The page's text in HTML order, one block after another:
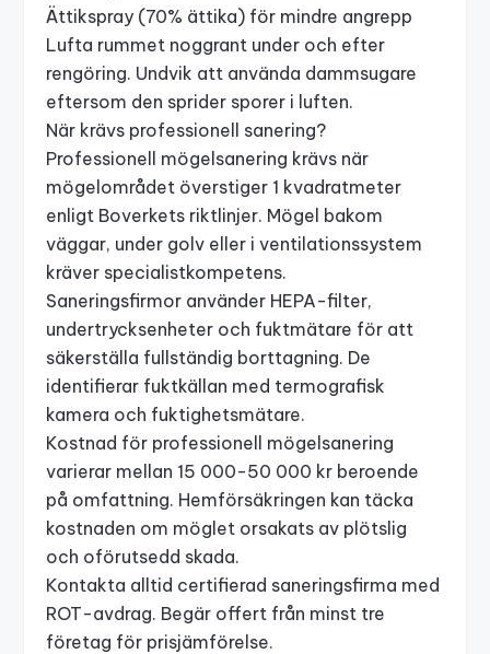
Ättikspray (70% ättika) för mindre angrepp
Lufta rummet noggrant under och efter
rengöring. Undvik att använda dammsugare
eftersom den sprider sporer i luften.
När krävs professionell sanering?
Professionell mögelsanering krävs när
mögelområdet överstiger 1 kvadratmeter
enligt Boverkets riktlinjer. Mögel bakom
väggar, under golv eller i ventilationssystem
kräver specialistkompetens.
Saneringsfirmor använder HEPA-filter,
undertrycksenheter och fuktmätare för att
säkerställa fullständig borttagning. De
identifierar fuktkällan med termografisk
kamera och fuktighetsmätare.
Kostnad för professionell mögelsanering
varierar mellan 15 000-50 000 kr beroende
på omfattning. Hemförsäkringen kan täcka
kostnaden om möglet orsakats av plötslig
och oförutsedd skada.
Kontakta alltid certifierad saneringsfirma med
ROT-avdrag. Begär offert från minst tre
företag för prisjämförelse.